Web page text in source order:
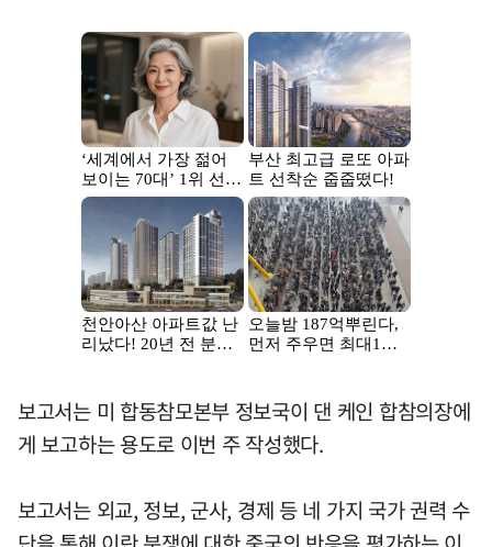
보고서는 미 합동참모본부 정보국이 댄 케인 합참의장에
게 보고하는 용도로 이번 주 작성했다.
보고서는 외교, 정보, 군사, 경제 등 네 가지 국가 권력 수